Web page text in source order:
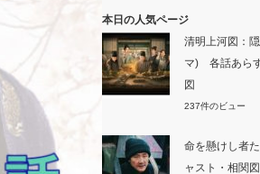
本日の人気ページ
清明上河図：
マ) 各話あら
図
237件のビュー
命を懸けし者
ャスト・相関図